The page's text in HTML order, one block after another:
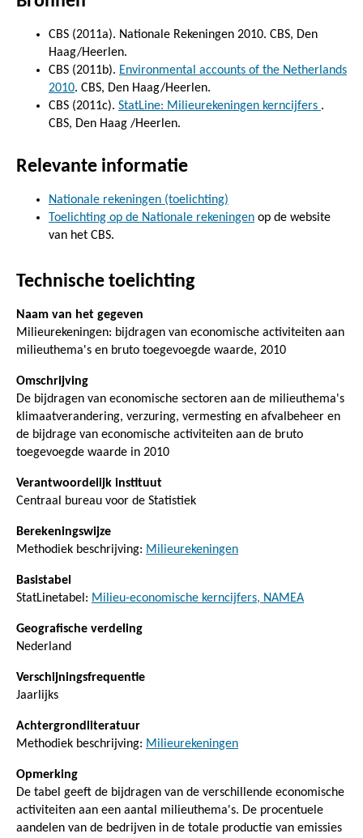
CBS (2011a). Nationale Rekeningen 2010. CBS, Den
Haag/Heerlen.
CBS (2011b). Environmental accounts of the Netherlands
2010. CBS, Den Haag/Heerlen.
CBS (2011c). StatLine: Milieurekeningen kerncijfers .
CBS, Den Haag /Heerlen.
Relevante informatie
Nationale rekeningen (toelichting)
Toelichting op de Nationale rekeningen op de website
van het CBS.
Technische toelichting
Naam van het gegeven
Milieurekeningen: bijdragen van economische activiteiten aan
milieuthema's en bruto toegevoegde waarde, 2010
Omschrijving
De bijdragen van economische sectoren aan de milieuthema's
klimaatverandering, verzuring, vermesting en afvalbeheer en
de bijdrage van economische activiteiten aan de bruto
toegevoegde waarde in 2010
Verantwoordelijk instituut
Centraal bureau voor de Statistiek
Berekeningswijze
Methodiek beschrijving: Milieurekeningen
Basistabel
StatLinetabel: Milieu-economische kerncijfers, NAMEA
Geografische verdeling
Nederland
Verschijningsfrequentie
Jaarlijks
Achtergrondliteratuur
Methodiek beschrijving: Milieurekeningen
Opmerking
De tabel geeft de bijdragen van de verschillende economische
activiteiten aan een aantal milieuthema's. De procentuele
aandelen van de bedrijven in de totale productie van emissies